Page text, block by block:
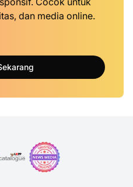
dan media online.